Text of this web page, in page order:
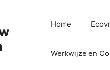
Home
Werkwijze en